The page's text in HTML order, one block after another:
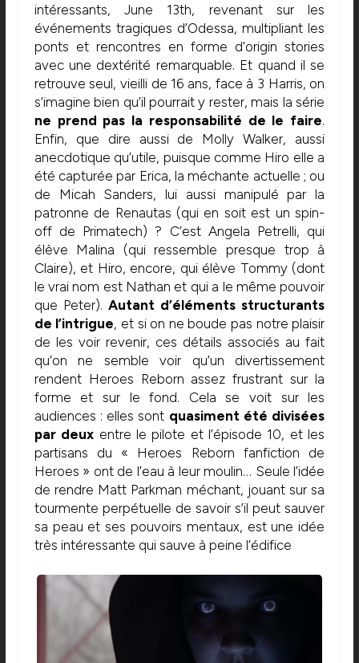
intéressants, June 13th, revenant sur les
événements tragiques d’Odessa, multipliant les
ponts et rencontres en forme d’origin stories
avec une dextérité remarquable. Et quand il se
retrouve seul, vieilli de 16 ans, face à 3 Harris, on
s’imagine bien qu’il pourrait y rester, mais la série
ne prend pas la responsabilité de le faire.
Enfin, que dire aussi de Molly Walker, aussi
anecdotique qu’utile, puisque comme Hiro elle a
été capturée par Erica, la méchante actuelle ; ou
de Micah Sanders, lui aussi manipulé par la
patronne de Renautas (qui en soit est un spin-
off de Primatech) ? C’est Angela Petrelli, qui
élève Malina (qui ressemble presque trop à
Claire), et Hiro, encore, qui élève Tommy (dont
le vrai nom est Nathan et qui a le même pouvoir
que Peter). Autant d’éléments structurants
de l’intrigue, et si on ne boude pas notre plaisir
de les voir revenir, ces détails associés au fait
qu’on ne semble voir qu’un divertissement
rendent Heroes Reborn assez frustrant sur la
forme et sur le fond. Cela se voit sur les
audiences : elles sont quasiment été divisées
par deux entre le pilote et l’épisode 10, et les
partisans du « Heroes Reborn fanfiction de
Heroes » ont de l’eau à leur moulin… Seule l’idée
de rendre Matt Parkman méchant, jouant sur sa
tourmente perpétuelle de savoir s’il peut sauver
sa peau et ses pouvoirs mentaux, est une idée
très intéressante qui sauve à peine l’édifice